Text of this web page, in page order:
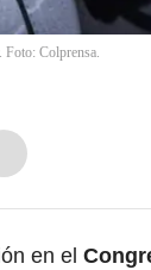
Colprensa.
en el